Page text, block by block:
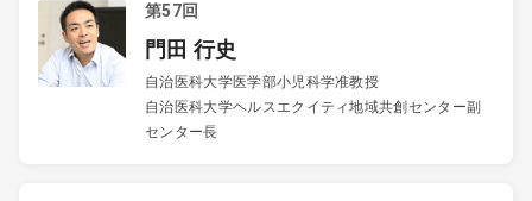
第57回
門田 行史
自治医科大学医学部小児科学准教授
自治医科大学ヘルスエクイティ地域共創センター副
センター長